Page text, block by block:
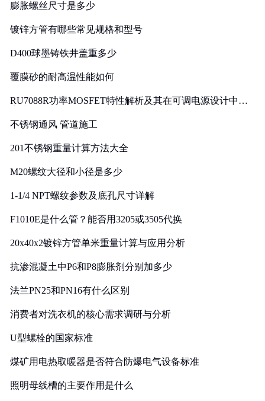
膨胀螺丝尺寸是多少
镀锌方管有哪些常见规格和型号
D400球墨铸铁井盖重多少
覆膜砂的耐高温性能如何
RU7088R功率MOSFET特性解析及其在可调电源设计中的
不锈钢通风 管道施工
201不锈钢重量计算方法大全
M20螺纹大径和小径是多少
1-1/4 NPT螺纹参数及底孔尺寸详解
F1010E是什么管？能否用3205或3505代换
20x40x2镀锌方管单米重量计算与应用分析
抗渗混凝土中P6和P8膨胀剂分别加多少
法兰PN25和PN16有什么区别
消费者对洗衣机的核心需求调研与分析
U型螺栓的国家标准
煤矿用电热取暖器是否符合防爆电气设备标准
照明母线槽的主要作用是什么